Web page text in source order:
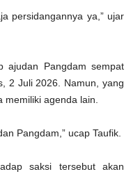
persidangannya ya,” ujar
ajudan Pangdam sempat
2 Juli 2026. Namun, yang
memiliki agenda lain.
Pangdam,” ucap Taufik.
saksi tersebut akan